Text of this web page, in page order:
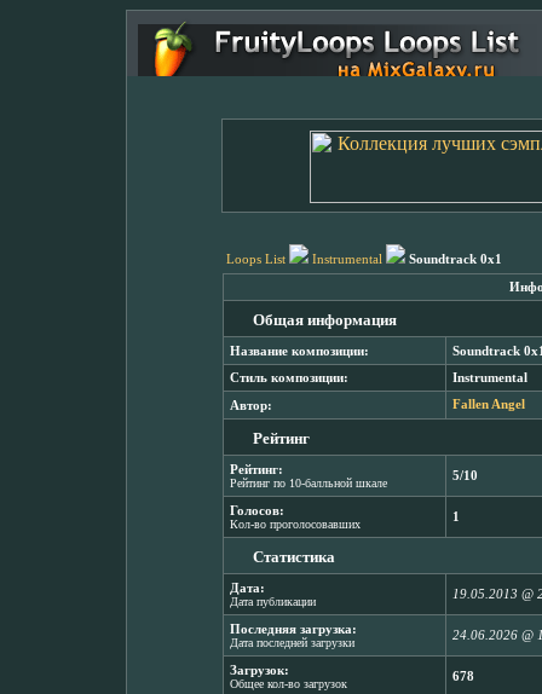
Loops List Instrumental Soundtrack 0x1
Общая информация
Название композиции: Soundtrack
Стиль композиции: Instrumental
Автор: Fallen Angel
Рейтинг
Рейтинг:
Рейтинг по 10-балльной шкале
5/10
Голосов:
Кол-во проголосовавших
1
Статистика
Дата:
Дата публикации
19.05.2013 @
Последняя загрузка:
Дата последней загрузки
24.06.2026 @
Загрузок:
Общее кол-во загрузок
678